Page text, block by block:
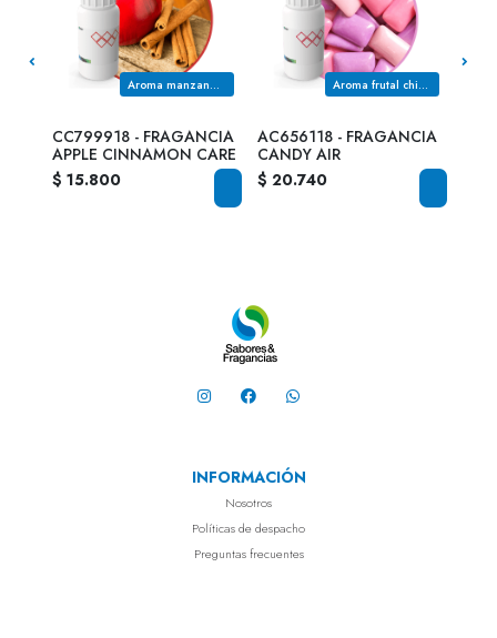
Aroma manzana canela
CC799918 - FRAGANCIA
APPLE CINNAMON CARE
$ 15.800
Aroma frutal chicle
AC656118 - FRAGANCIA
CANDY AIR
$ 20.740
INFORMACIÓN
Nosotros
Políticas de despacho
Preguntas frecuentes